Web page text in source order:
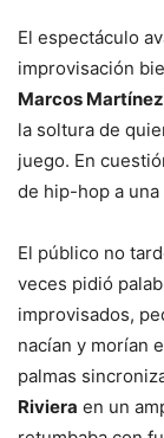
El espectáculo
improvisación
Marcos Martínez
la soltura de
juego. En
de hip-hop a
El público no
veces pidió
improvisados,
nacían y morían
palmas
Riviera en un